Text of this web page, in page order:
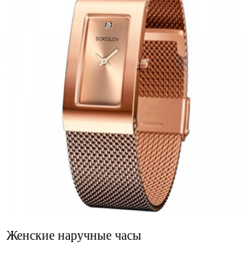
Женские наручные часы